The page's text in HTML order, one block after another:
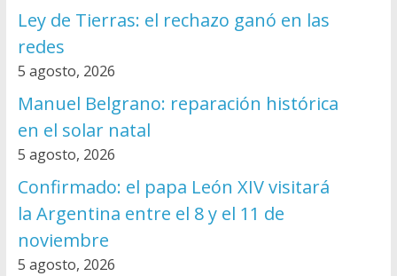
Ley de Tierras: el rechazo ganó en las
redes
5 agosto, 2026
Manuel Belgrano: reparación histórica
en el solar natal
5 agosto, 2026
Confirmado: el papa León XIV visitará
la Argentina entre el 8 y el 11 de
noviembre
5 agosto, 2026